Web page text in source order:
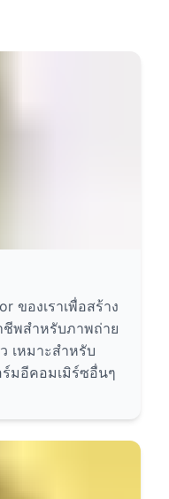
ของเราเพื่อสร้าง
พสำหรับภาพถ่าย
เหมาะสำหรับ
มอีคอมเมิร์ซอื่นๆ